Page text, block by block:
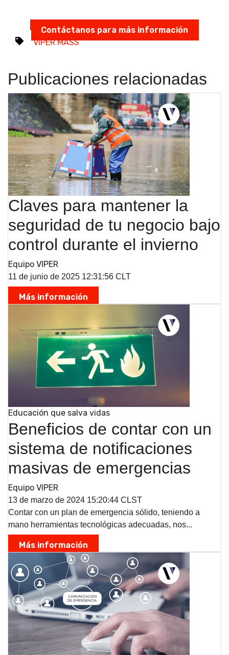
Contáctanos para más información
VIPER MASS
Publicaciones relacionadas
Claves para mantener la
seguridad de tu negocio bajo
control durante el invierno
Equipo VIPER
11 de junio de 2025 12:31:56 CLT
Más información
Educación que salva vidas
Beneficios de contar con un
sistema de notificaciones
masivas de emergencias
Equipo VIPER
13 de marzo de 2024 15:20:44 CLST
Contar con un plan de emergencia sólido, teniendo a
mano herramientas tecnológicas adecuadas, nos...
Más información